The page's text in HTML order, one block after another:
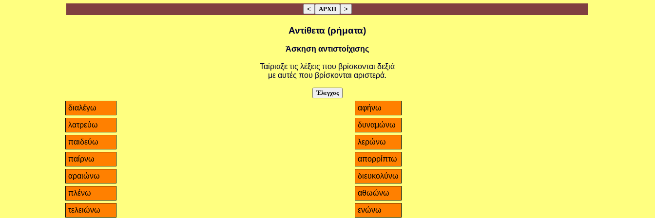
Αντίθετα (ρήματα)
Άσκηση αντιστοίχισης
Ταίριαξε τις λέξεις που βρίσκονται δεξιά
με αυτές που βρίσκονται αριστερά.
διαλέγω
λατρεύω
παιδεύω
παίρνω
αραιώνω
πλένω
τελειώνω
αφήνω
δυναμώνω
λερώνω
απορρίπτω
διευκολύνω
αθωώνω
ενώνω